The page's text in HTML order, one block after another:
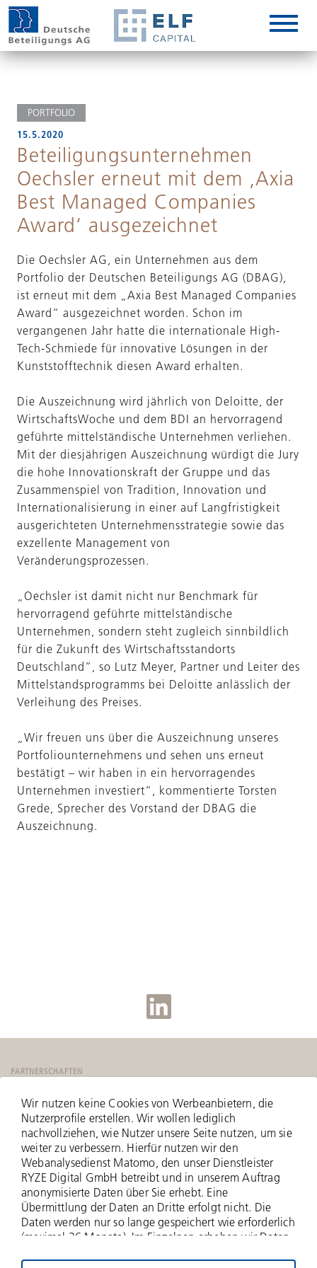
PORTFOLIO
15.5.2020
Beteiligungsunternehmen
Oechsler erneut mit dem ‚Axia
Best Managed Companies
Award‘ ausgezeichnet
Die Oechsler AG, ein Unternehmen aus dem
Portfolio der Deutschen Beteiligungs AG (DBAG),
ist erneut mit dem „Axia Best Managed Companies
Award“ ausgezeichnet worden. Schon im
vergangenen Jahr hatte die internationale High-
Tech-Schmiede für innovative Lösungen in der
Kunststofftechnik diesen Award erhalten.
Die Auszeichnung wird jährlich von Deloitte, der
WirtschaftsWoche und dem BDI an hervorragend
geführte mittelständische Unternehmen verliehen.
Mit der diesjährigen Auszeichnung würdigt die Jury
die hohe Innovationskraft der Gruppe und das
Zusammenspiel von Tradition, Innovation und
Internationalisierung in einer auf Langfristigkeit
ausgerichteten Unternehmensstrategie sowie das
exzellente Management von
Veränderungsprozessen.
„Oechsler ist damit nicht nur Benchmark für
hervorragend geführte mittelständische
Unternehmen, sondern steht zugleich sinnbildlich
für die Zukunft des Wirtschaftsstandorts
Deutschland“, so Lutz Meyer, Partner und Leiter des
Mittelstandsprogramms bei Deloitte anlässlich der
Verleihung des Preises.
„Wir freuen uns über die Auszeichnung unseres
Portfoliounternehmens und sehen uns erneut
bestätigt – wir haben in ein hervorragendes
Unternehmen investiert“, kommentierte Torsten
Grede, Sprecher des Vorstand der DBAG die
Auszeichnung.
PARTNERSCHAFTEN
Wir nutzen keine Cookies von Werbeanbietern, die
Nutzerprofile erstellen. Wir wollen lediglich
nachvollziehen, wie Nutzer unsere Seite nutzen, um sie
weiter zu verbessern. Hierfür nutzen wir den
Webanalysedienst Matomo, den unser Dienstleister
RYZE Digital GmbH betreibt und in unserem Auftrag
anonymisierte Daten über Sie erhebt. Eine
Übermittlung der Daten an Dritte erfolgt nicht. Die
Daten werden nur so lange gespeichert wie erforderlich
(maximal 36 Monate). Im Einzelnen erheben wir Daten